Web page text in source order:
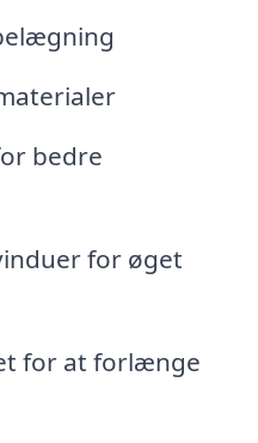
bedre
for øget
for at forlænge